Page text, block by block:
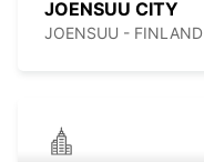
JOENSUU CITY
JOENSUU - FINLAND